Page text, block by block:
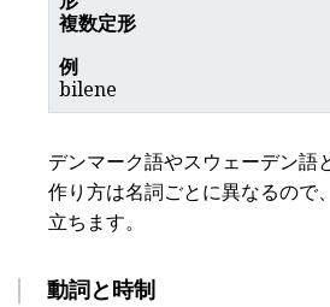
複数定形
bilene
デンマーク語やスウェーデン語
作り方は名詞ごとに異なるので
立ちます。
動詞と時制